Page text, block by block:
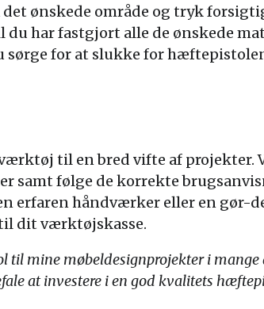
ønskede område og tryk
du har fastgjort alle de ønskede
sørge for at slukke for
til en bred vifte af projekter.
følge de korrekte
erfaren håndværker eller en
dit værktøjskasse.
til mine møbeldesignprojekter i
at investere i en god kvalitets